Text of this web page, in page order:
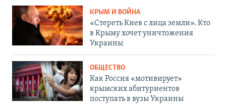
КРЫМ И ВОЙНА
«Стереть Киев с лица земли». Кто
в Крыму хочет уничтожения
Украины
ОБЩЕСТВО
Как Россия «мотивирует»
крымских абитуриентов
поступать в вузы Украины